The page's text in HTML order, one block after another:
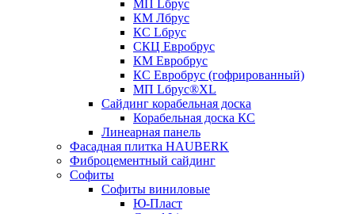
МП Lбрус
КМ Лбрус
КС Lбрус
СКЦ Евробрус
КМ Евробрус
КС Евробрус (гофрированный)
МП Lбрус®XL
Сайдинг корабельная доска
Корабельная доска КС
Линеарная панель
Фасадная плитка HAUBERK
Фиброцементный сайдинг
Софиты
Софиты виниловые
Ю-Пласт